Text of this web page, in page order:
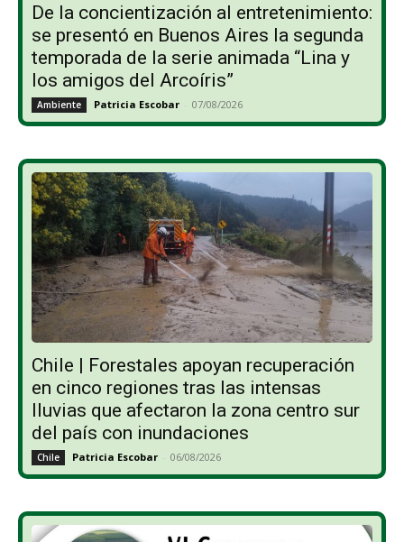
De la concientización al entretenimiento:
se presentó en Buenos Aires la segunda
temporada de la serie animada “Lina y
los amigos del Arcoíris”
Ambiente Patricia Escobar - 07/08/2026
Chile | Forestales apoyan recuperación
en cinco regiones tras las intensas
lluvias que afectaron la zona centro sur
del país con inundaciones
Chile Patricia Escobar - 06/08/2026